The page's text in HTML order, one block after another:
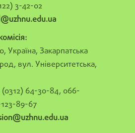
3-42-02
Україна, Закарпатська
вул. Університетська,
64-30-84, 066-
89-67